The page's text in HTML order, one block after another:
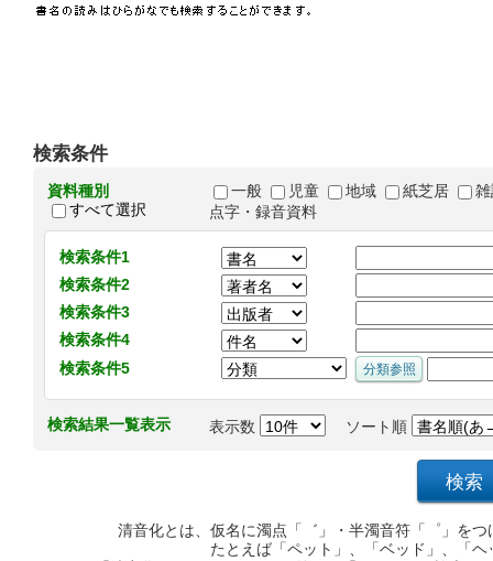
検索条件
資料種別
すべて選択
一般 児童 地域 紙芝居
点字・録音資料
検索条件1
検索条件2
検索条件3
検索条件4
検索条件5
検索結果一覧表示 表示数 ソート順
清音化とは、仮名に濁点「゛」・半濁音符「゜」を
たとえば「ペット」、「ベッド」、「